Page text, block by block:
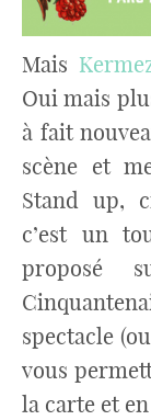
Mais
Oui mais
à fait
scène et
Stand up,
c’est un
proposé
spectacle
vous
la carte et